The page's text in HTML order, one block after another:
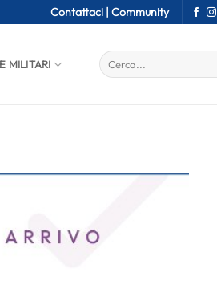
Contattaci | Community
MILITARI